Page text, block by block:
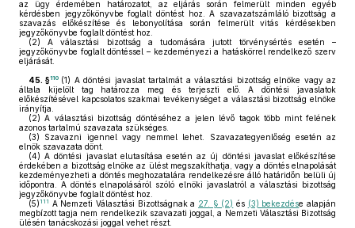
az ügy érdemében határozatot, az eljárás során felmerült minden egyéb
kérdésben jegyzőkönyvbe foglalt döntést hoz. A szavazatszámláló bizottság a
szavazás előkészítése és lebonyolítása során felmerült vitás kérdésekben
jegyzőkönyvbe foglalt döntést hoz.
(2) A választási bizottság a tudomására jutott törvénysértés esetén –
jegyzőkönyvbe foglalt döntéssel – kezdeményezi a hatáskörrel rendelkező szerv
eljárását.
45. §110 (1) A döntési javaslat tartalmát a választási bizottság elnöke vagy az
általa kijelölt tag határozza meg és terjeszti elő. A döntési javaslatok
előkészítésével kapcsolatos szakmai tevékenységet a választási bizottság elnöke
irányítja.
(2) A választási bizottság döntéséhez a jelen lévő tagok több mint felének
azonos tartalmú szavazata szükséges.
(3) Szavazni igennel vagy nemmel lehet. Szavazategyenlőség esetén az
elnök szavazata dönt.
(4) A döntési javaslat elutasítása esetén az új döntési javaslat előkészítése
érdekében a bizottság elnöke az ülést megszakíthatja, vagy a döntés elnapolását
kezdeményezheti a döntés meghozatalára rendelkezésre álló határidőn belüli új
időpontra. A döntés elnapolásáról szóló elnöki javaslatról a választási bizottság
jegyzőkönyvbe foglalt döntést hoz.
(5) 111 A Nemzeti Választási Bizottságnak a 27. § (2) és (3) bekezdése alapján
megbízott tagja nem rendelkezik szavazati joggal, a Nemzeti Választási Bizottság
ülésén tanácskozási joggal vehet részt.